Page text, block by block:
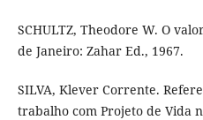
SCHULTZ, Theodore W. O
de Janeiro: Zahar Ed., 1967.
SILVA, Klever Corrente.
trabalho com Projeto de Vida